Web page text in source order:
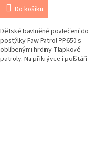
Do košíku
Dětské bavlněné povlečení do
postýlky Paw Patrol PP650 s
oblíbenými hrdiny Tlapkové
patroly. Na přikrývce i polštáři
nechybí Chase, Skye, Marshall,